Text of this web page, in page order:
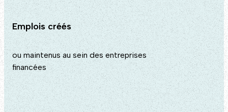
Emplois créés
ou maintenus au sein des entreprises
financées